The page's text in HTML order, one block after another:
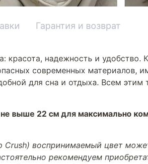
Гарантия и возврат
надежность и удобство.
современных материалов,
для сна и отдыха. Всем этим
выше 22 см для максимально
воспринимаемый цвет
рекомендуем